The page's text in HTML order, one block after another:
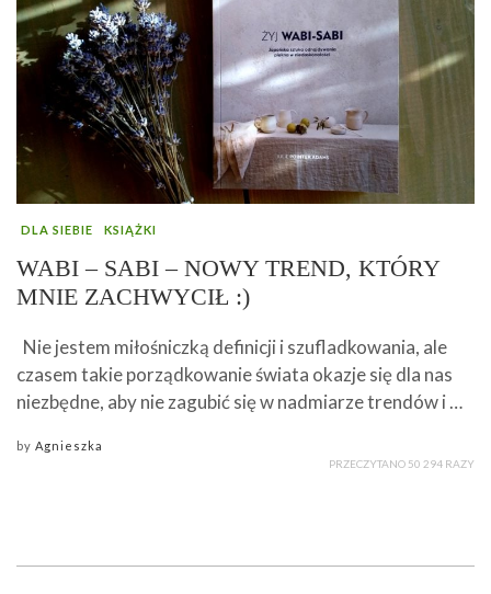
DLA SIEBIE KSIĄŻKI
WABI – SABI – NOWY TREND, KTÓRY
MNIE ZACHWYCIŁ :)
Nie jestem miłośniczką definicji i szufladkowania, ale
czasem takie porządkowanie świata okazje się dla nas
niezbędne, aby nie zagubić się w nadmiarze trendów i …
by Agnieszka
PRZECZYTANO 50 294 RAZY